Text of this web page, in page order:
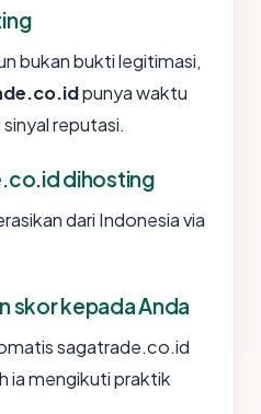
bukan bukti legitimasi,
punya waktu
reputasi.
dihosting
dari Indonesia via
skor kepada Anda
sagatrade.co.id
ia mengikuti praktik